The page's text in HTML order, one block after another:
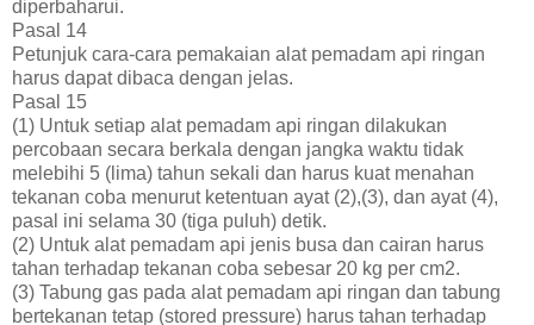
diperbaharui.
Pasal 14
Petunjuk cara-cara pemakaian alat pemadam api ringan
harus dapat dibaca dengan jelas.
Pasal 15
(1) Untuk setiap alat pemadam api ringan dilakukan
percobaan secara berkala dengan jangka waktu tidak
melebihi 5 (lima) tahun sekali dan harus kuat menahan
tekanan coba menurut ketentuan ayat (2),(3), dan ayat (4),
pasal ini selama 30 (tiga puluh) detik.
(2) Untuk alat pemadam api jenis busa dan cairan harus
tahan terhadap tekanan coba sebesar 20 kg per cm2.
(3) Tabung gas pada alat pemadam api ringan dan tabung
bertekanan tetap (stored pressure) harus tahan terhadap